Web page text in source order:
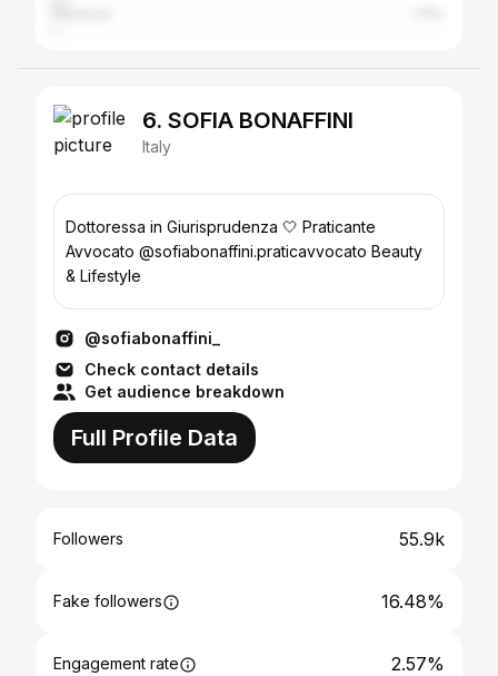
6. SOFIA BONAFFINI
Italy
Dottoressa in Giurisprudenza 🤍 Praticante
Avvocato @sofiabonaffini.praticavvocato Beauty
& Lifestyle
@sofiabonaffini_
Check contact details
Get audience breakdown
Full Profile Data
Followers 55.9k
Fake followers 16.48%
Engagement rate 2.57%